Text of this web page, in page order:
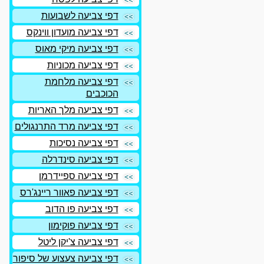
דפי צביעה לשבועות
דפי צביעה מועדון ווינקס
דפי צביעה מיקי מאוס
דפי צביעה מכוניות
דפי צביעה מלחמת
הכוכבים
דפי צביעה מלך האריות
דפי צביעה מרד התרנגולים
דפי צביעה נסיכות
דפי צביעה סינדרלה
דפי צביעה ספיידרמן
דפי צביעה פאוור ריינג'רס
דפי צביעה פו הדוב
דפי צביעה פוקימון
דפי צביעה צ'יקן ליטל
דפי צביעה צעצוע של סיפור